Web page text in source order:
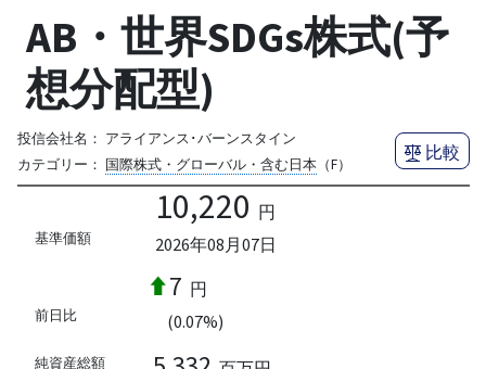
AB・世界SDGs株式(予
想分配型)
投信会社名： アライアンス･バーンスタイン
カテゴリー： 国際株式・グローバル・含む日本（F）
比較
基準価額
10,220 円
2026年08月07日
前日比
7 円
(0.07%)
純資産総額